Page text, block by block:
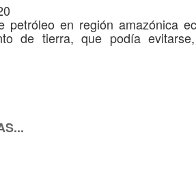
petróleo en región amazónica
de tierra, que podía